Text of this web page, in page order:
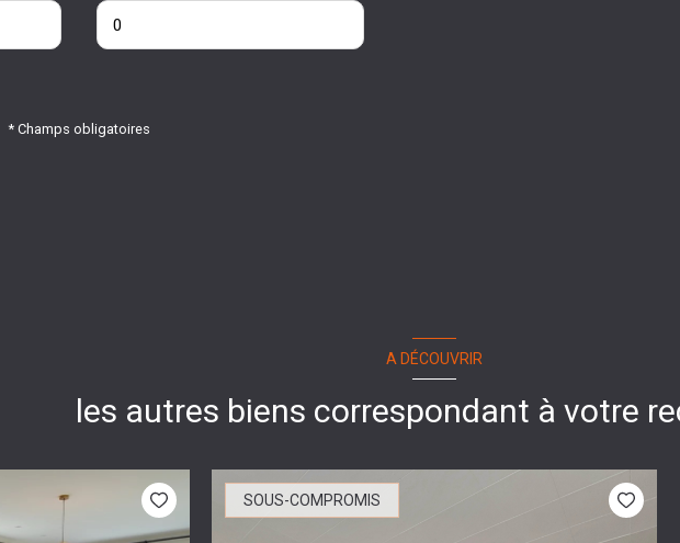
* Champs obligatoires
A DÉCOUVRIR
les autres biens correspondant à votre
SOUS-COMPROMIS